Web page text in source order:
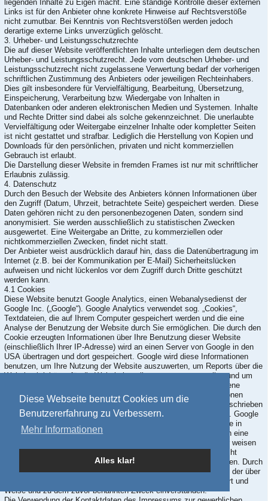
Diese Webseite benutzt Cookies um die
Benutzererfahrung zu Verbessern.
Mehr Informationen
Alles klar!
liegenden Inhalte zu Eigen macht. Eine ständige Kontrolle dieser externen
Links ist für den Anbieter ohne konkrete Hinweise auf Rechtsverstöße
nicht zumutbar. Bei Kenntnis von Rechtsverstößen werden jedoch
derartige externe Links unverzüglich gelöscht.
3. Urheber- und Leistungsschutzrechte
Die auf dieser Website veröffentlichten Inhalte unterliegen dem deutschen
Urheber- und Leistungsschutzrecht. Jede vom deutschen Urheber- und
Leistungsschutzrecht nicht zugelassene Verwertung bedarf der vorherigen
schriftlichen Zustimmung des Anbieters oder jeweiligen Rechteinhabers.
Dies gilt insbesondere für Vervielfältigung, Bearbeitung, Übersetzung,
Einspeicherung, Verarbeitung bzw. Wiedergabe von Inhalten in
Datenbanken oder anderen elektronischen Medien und Systemen. Inhalte
und Rechte Dritter sind dabei als solche gekennzeichnet. Die unerlaubte
Vervielfältigung oder Weitergabe einzelner Inhalte oder kompletter Seiten
ist nicht gestattet und strafbar. Lediglich die Herstellung von Kopien und
Downloads für den persönlichen, privaten und nicht kommerziellen
Gebrauch ist erlaubt.
Die Darstellung dieser Website in fremden Frames ist nur mit schriftlicher
Erlaubnis zulässig.
4. Datenschutz
Durch den Besuch der Website des Anbieters können Informationen über
den Zugriff (Datum, Uhrzeit, betrachtete Seite) gespeichert werden. Diese
Daten gehören nicht zu den personenbezogenen Daten, sondern sind
anonymisiert. Sie werden ausschließlich zu statistischen Zwecken
ausgewertet. Eine Weitergabe an Dritte, zu kommerziellen oder
nichtkommerziellen Zwecken, findet nicht statt.
Der Anbieter weist ausdrücklich darauf hin, dass die Datenübertragung im
Internet (z.B. bei der Kommunikation per E-Mail) Sicherheitslücken
aufweisen und nicht lückenlos vor dem Zugriff durch Dritte geschützt
werden kann.
4.1 Cookies
Diese Website benutzt Google Analytics, einen Webanalysedienst der
Google Inc. („Google“). Google Analytics verwendet sog. „Cookies“,
Textdateien, die auf Ihrem Computer gespeichert werden und die eine
Analyse der Benutzung der Website durch Sie ermöglichen. Die durch den
Cookie erzeugten Informationen über Ihre Benutzung dieser Website
(einschließlich Ihrer IP-Adresse) wird an einen Server von Google in den
USA übertragen und dort gespeichert. Google wird diese Informationen
benutzen, um Ihre Nutzung der Website auszuwerten, um Reports über die
Websiteaktivitäten für die Websitebetreiber zusammenzustellen und um
weitere mit der Websitenutzung und der Internetnutzung verbundene
Dienstleistungen zu erbringen. Auch wird Google diese Informationen
gegebenenfalls an Dritte übertragen, sofern dies gesetzlich vorgeschrieben
oder soweit Dritte diese Daten im Auftrag von Google verarbeiten. Google
wird in keinem Fall Ihre IP-Adresse mit anderen Daten von Google in
Verbindung bringen. Sie können die Installation der Cookies durch eine
entsprechende Einstellung Ihrer Browser Software verhindern; wir weisen
Sie jedoch darauf hin, dass Sie in diesem Fall gegebenenfalls nicht
sämtliche Funktionen dieser Website vollumfänglich nutzen können. Durch
die Nutzung dieser Website erklären Sie sich mit der Bearbeitung der über
Sie erhobenen Daten durch Google in der zuvor beschriebenen Art und
Weise und zu dem zuvor benannten Zweck einverstanden.